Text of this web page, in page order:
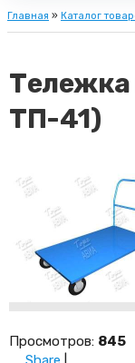
Главная » Каталог
Тележка
ТП-41)
Просмотров: 845